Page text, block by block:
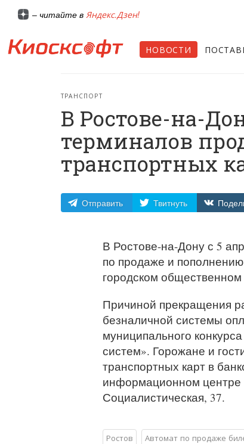
– читайте в Яндекс.Дзен!
НОВОСТИ
ТРАНСПОРТ
В Ростове-на-
терминалов
транспортных
Отправить Твитнуть
В Ростове-на-Дону с 5
по продаже и
городском общественном
Причиной прекращения
безналичной системы
муниципального
систем». Горожане и
транспортных карт в
информационном центре
Социалистическая, 37.
Ростов Автомат по продаже